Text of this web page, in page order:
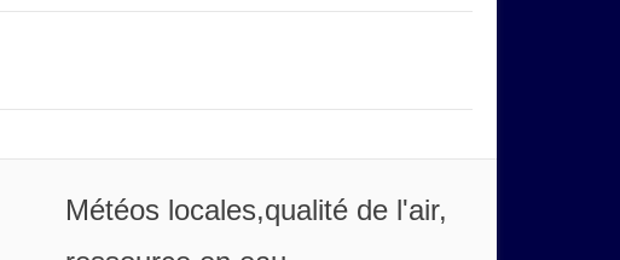
Météos locales,qualité de l'air,